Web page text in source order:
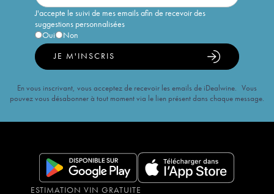
J'accepte le suivi de mes emails afin de recevoir des
suggestions personnalisées
Oui
Non
JE M'INSCRIS
En vous inscrivant, vous acceptez de recevoir les emails de iDealwine. Vous
pouvez vous désabonner à tout moment via le lien présent dans chaque message.
ESTIMATION VIN GRATUITE